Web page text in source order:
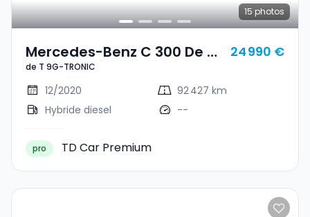
15 photos
Mercedes-Benz C 300 De T
9G-TRONIC
de T 9G-TRONIC
24 990 €
12/2020
92 427 km
Hybride diesel
--
pro TD Car Premium